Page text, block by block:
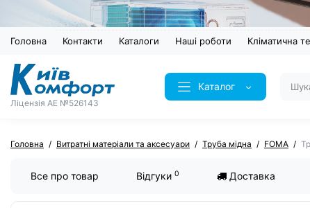
Головна Контакти Каталоги Наші роботи Кліматична
Ліцензія AE №526143
Каталог
Головна Витратні матеріали та аксесуари Труба мідна FOMA
Все про товар Відгуки 0 Доставка